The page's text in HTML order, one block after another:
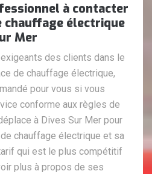
à contacter
chauffage électrique
Mer
des clients dans le
de chauffage électrique,
pour vous si vous
conforme aux règles de
à Dives Sur Mer pour
chauffage électrique et sa
qui est le plus compétitif
plus à propos de ses